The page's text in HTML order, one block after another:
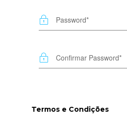
Termos e Condições